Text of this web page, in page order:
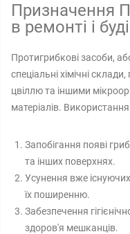
Призначення
в ремонті і
Протигрибкові засоби,
спеціальні хімічні
цвіллю та іншими
матеріалів.
Запобігання появі
та інших поверхнях.
Усунення вже існуючих
їх поширенню.
Забезпечення
здоров'я мешканців.